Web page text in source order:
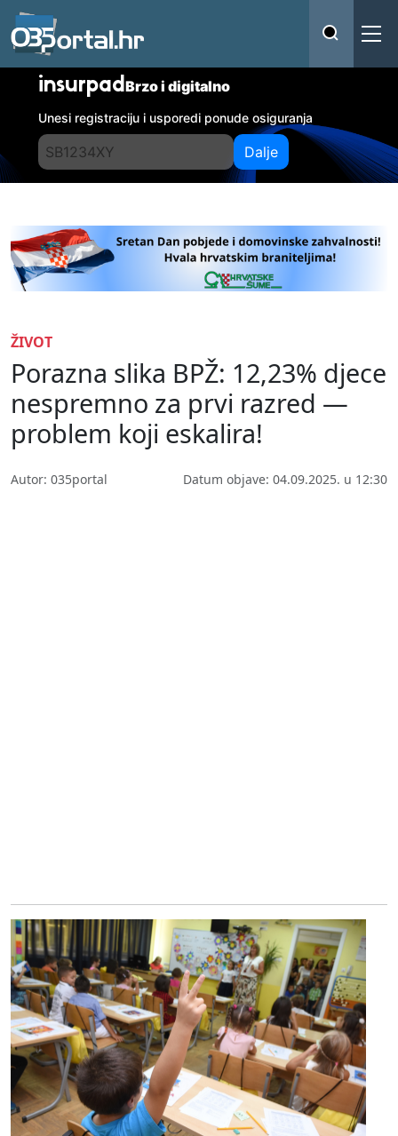
insurpadBrzo i digitalno
Unesi registraciju i usporedi ponude osiguranja
Dalje
ŽIVOT
Porazna slika BPŽ: 12,23% djece
nespremno za prvi razred —
problem koji eskalira!
Autor: 035portal Datum objave: 04.09.2025. u 12:30